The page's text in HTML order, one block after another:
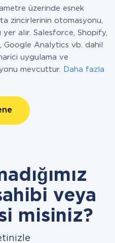
üzerinde esnek
zincirlerinin otomasyonu,
alır. Salesforce, Shopify,
Google Analytics vb. dahil
uygulama ve
mevcuttur.
Daha fazla
veya
misiniz?